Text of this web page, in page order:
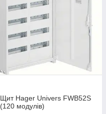
Щит Hager Univers FWB52S
(120 модулів)